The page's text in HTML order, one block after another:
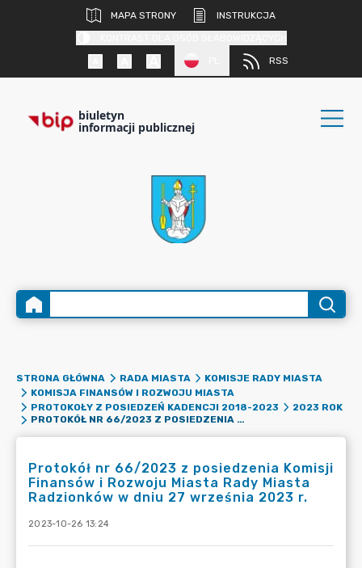
MAPA STRONY
INSTRUKCJA
RSS
biuletyn
informacji publicznej
STRONA GŁÓWNA RADA MIASTA
KOMISJE RADY MIASTA
KOMISJA FINANSÓW I ROZWOJU MIASTA
PROTOKOŁY Z POSIEDZEŃ KADENCJI 2018-2023
2023 ROK
PROTOKÓŁ NR 66/2023 Z POSIEDZENIA KOMISJI FINANSÓW I ROZWOJU MIASTA RADY MIASTA RADZIONKÓW W DNIU 27 WRZEŚNIA 2023 R.
Protokół nr 66/2023 z posiedzenia Komisji
Finansów i Rozwoju Miasta Rady Miasta
Radzionków w dniu 27 września 2023 r.
2023-10-26 13:24